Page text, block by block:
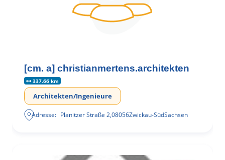
[cm. a] christianmertens.architekten
337.66 km
Architekten/Ingenieure
Adresse: Planitzer Straße 2,08056Zwickau-SüdSachsen